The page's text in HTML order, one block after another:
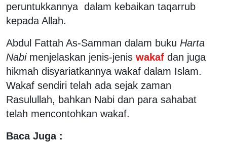
peruntukkannya dalam kebaikan taqarrub
kepada Allah.
Abdul Fattah As-Samman dalam buku Harta
Nabimenjelaskan jenis-jenis wakaf dan juga
hikmah disyariatkannya wakaf dalam Islam.
Wakaf sendiri telah ada sejak zaman
Rasulullah, bahkan Nabi dan para sahabat
telah mencontohkan wakaf.
Baca Juga :